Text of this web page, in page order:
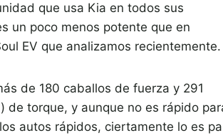
que usa Kia en todos sus
un poco menos potente que en
EV que analizamos recientemente.
de 180 caballos de fuerza y ​​291
de torque, y aunque no es rápido
autos rápidos, ciertamente lo es